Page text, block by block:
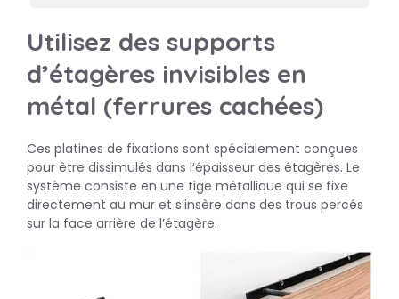
Utilisez des supports
d’étagères invisibles en
métal (ferrures cachées)
Ces platines de fixations sont spécialement conçues
pour être dissimulés dans l’épaisseur des étagères. Le
système consiste en une tige métallique qui se fixe
directement au mur et s’insère dans des trous percés
sur la face arrière de l’étagère.